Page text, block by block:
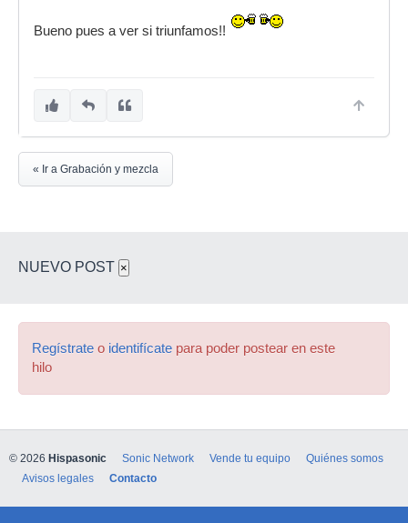
Bueno pues a ver si triunfamos!!
« Ir a Grabación y mezcla
NUEVO POST ×
Regístrate o identifícate para poder postear en este
hilo
© 2026 Hispasonic Sonic Network Vende tu equipo
Quiénes somos
Avisos legales
Contacto